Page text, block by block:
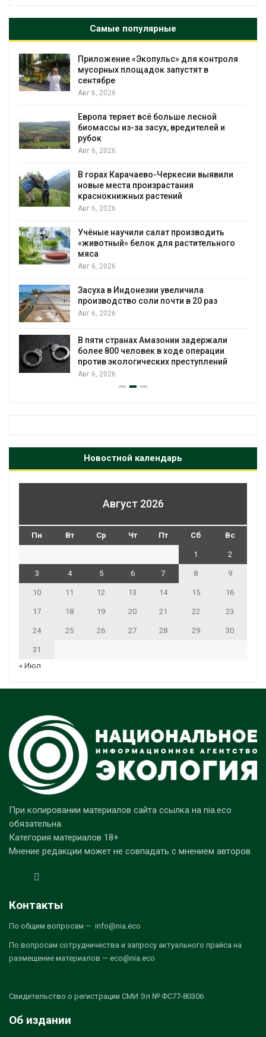
Самые популярные
Приложение «Экопульс» для контроля
мусорных площадок запустят в
сентябре
Авг 6, 2026
Европа теряет всё больше лесной
биомассы из-за засух, вредителей и
рубок
Авг 6, 2026
В горах Карачаево-Черкесии выявили
новые места произрастания
краснокнижных растений
Авг 6, 2026
Учёные научили салат производить
«животный» белок для растительного
мяса
Авг 6, 2026
Засуха в Индонезии увеличила
производство соли почти в 20 раз
Авг 6, 2026
В пяти странах Амазонии задержали
более 800 человек в ходе операции
против экологических преступлений
Авг 6, 2026
Новостной календарь
Август 2026
Пн Вт Ср Чт Пт Сб Вс
1 2
3 4 5 6 7 8 9
10 11 12 13 14 15 16
17 18 19 20 21 22 23
24 25 26 27 28 29 30
31
« Июл
При копировании материалов сайта ссылка на nia.eco
обязательна.
Категория материалов 18+
Мнение редакции может не совпадать с мнением авторов.
Контакты
По общим вопросам — info@nia.eco
По вопросам сотрудничества и запросу актуального прайса на
размещение материалов — eco@nia.eco
Свидетельство о регистрации СМИ Эл № ФС77-80306
Об издании